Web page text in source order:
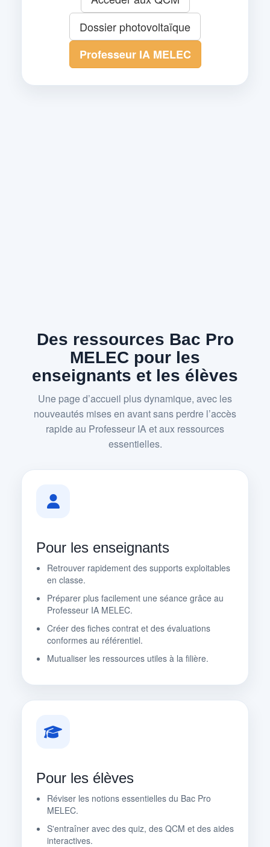
Dossier photovoltaïque
Professeur IA MELEC
Des ressources Bac Pro
MELEC pour les
enseignants et les élèves
Une page d’accueil plus dynamique, avec les
nouveautés mises en avant sans perdre l’accès
rapide au Professeur IA et aux ressources
essentielles.
Pour les enseignants
Retrouver rapidement des supports exploitables
en classe.
Préparer plus facilement une séance grâce au
Professeur IA MELEC.
Créer des fiches contrat et des évaluations
conformes au référentiel.
Mutualiser les ressources utiles à la filière.
Pour les élèves
Réviser les notions essentielles du Bac Pro
MELEC.
S'entraîner avec des quiz, des QCM et des aides
interactives.